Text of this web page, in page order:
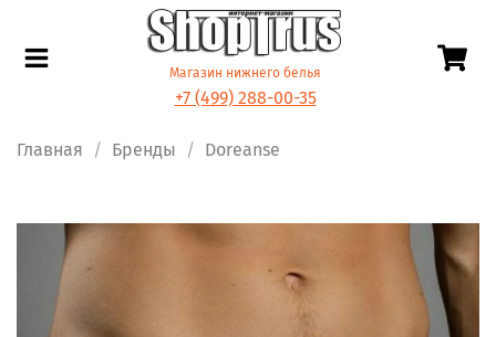
Магазин нижнего белья
+7 (499) 288-00-35
Главная Бренды Doreanse